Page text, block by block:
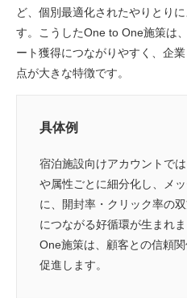
ど、個別最適化されたやりとり
す。こうしたOne to One施策は
ート獲得につながりやすく、企
点が大きな特徴です。
具体例
宿泊施設向けアカウントで
や属性ごとに細分化し、メ
に、開封率・クリック率の
につながる好循環が生まれ
One施策は、顧客との信頼
促進します。